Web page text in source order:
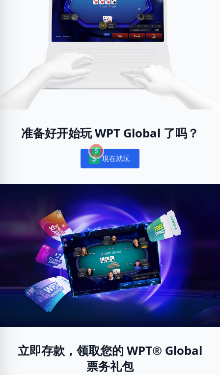
准备好开始玩 WPT Global 了吗？
Notifications
現在就玩
立即存款，领取您的 WPT® Global
票务礼包